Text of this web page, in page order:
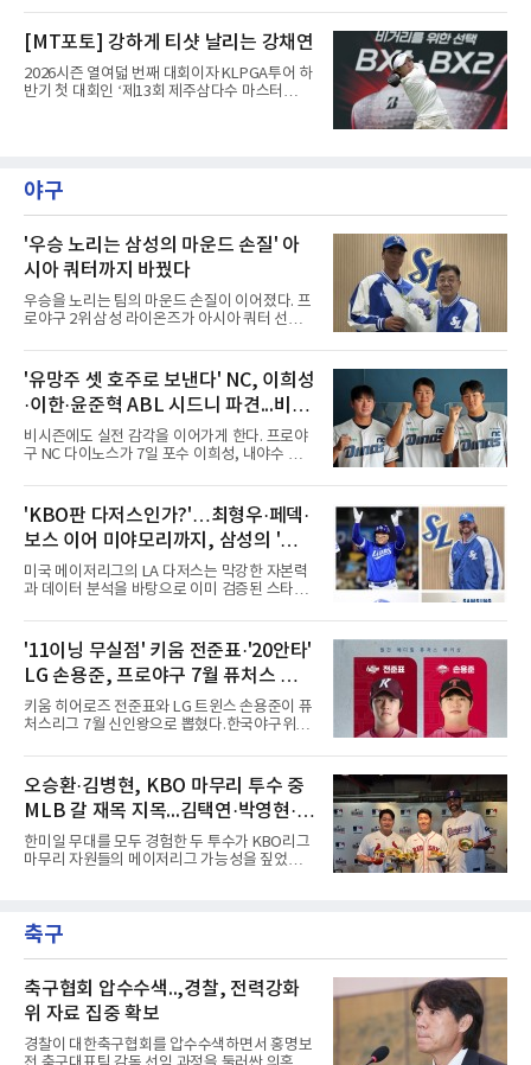
트(파72/6,767야드)에서 열리고 있다.7일 현재
2라운드 경기가 펼쳐지고 있다.강채연이 12번
홀에서 경기하고 있다.
[MT포토] 강하게 티샷 날리는 강채연
2026시즌 열여덟 번째 대회이자 KLPGA투어 하
반기 첫 대회인 ‘제13회 제주삼다수 마스터
홀에서 경기하고 있다.
야구
'우승 노리는 삼성의 마운드 손질' 아
시아 쿼터까지 바꿨다
우승을 노리는 팀의 마운드 손질이 이어졌다. 프
로야구 2위 삼성 라이온즈가 아시아 쿼터 선수
투수 미야지 유라(일본)를 한국야구위원회
(KBO)에 웨이버 공시 요청하고, 일본 출신 투수
미야모리 사토시를 올 시즌 남은 기간 이적료 포
함 총 7만3천달러에 영입했다고 발표했다.미야
모리의 경력은 이렇다. 우완인 그는 2022년 일본
프로야구 라쿠텐 골든이글스에 입단해 2025년
까지 1군에서 69경기 2승 3패 10홀드 1세이브
5승 5패 평균자책점 4.36을 남겼다. 그는 치열하
게 우승 경쟁을 하는 팀에서 뛰게
'유망주 셋 호주로 보낸다' NC, 이희성
·이한·윤준혁 ABL 시드니 파견...비시
즌 실전 경험
비시즌에도 실전 감각을 이어가게 한다. 프로야
구 NC 다이노스가 7일 포수 이희성, 내야수 이
시드니 블루삭스에 파견한다고 밝혔다.세 선수
는 11월 12일 호주로 출국해 ABL 정규리그 일정
을 소화한 뒤 내년 2월 귀국한다. NC는 비시즌
기간 유망주들에게 실전 경기 경험을 주기 위해
파견 프로그램을 진행하게 됐다고 전했다.이는
처음이 아니다. NC는 2022년 질롱 코리아,
2023년 브리즈번 밴디츠, 2024년 퍼스 히트 등
'KBO판 다저스인가?'…최형우·페덱·
보스 이어 미야모리까지, 삼성의 '스펙
만렙' 승부수
미국 메이저리그의 LA 다저스는 막강한 자본력
과 데이터 분석을 바탕으로 이미 검증된 스타들
비롯해 메이저리그 정상급 선수들을 품으며 매
시즌 우승 후보로 평가받는 다저스의 행보는 늘
야구계의 관심을 끌었다. 가능성에 투자하기보
다, 이미 무대에서 증명한 선수들을 통해 당장의
경쟁력을 끌어올린다는 점이다.최근 한국 프로
야구에서도 비슷한 방향성을 보여주는 팀이 있
다. 바로 삼성 라이온즈다. 삼성은 오프시즌 최형
리더를 선택한 것이다.외국인 대체 투수 구성도
마찬가지다. 메이저리그
'11이닝 무실점' 키움 전준표·'20안타'
LG 손용준, 프로야구 7월 퓨처스 루키
상
키움 히어로즈 전준표와 LG 트윈스 손용준이 퓨
처스리그 7월 신인왕으로 뽑혔다.한국야구위원
월 퓨처스 루키상 수상자로 두 선수를 선정했다
고 밝혔다. 대체 선수 대비 승리 기여도(WAR)를
기준으로 전준표가 0.63, 손용준이 0.73으로 각
각 투수와 타자 부문 1위에 올랐다.전준표의 7월
은 완벽했다. 두 경기에 모두 선발 등판해 11이
닝 무실점으로 2승을 챙겼다. 월간 평균자책점
0.00으로 전체 1위, 이닝당 출루허용률(WHIP)
방망이로 존재감을 드러냈다. 지난달 퓨처스리
그 전체에서 가장 많은 20안타를 때
오승환·김병현, KBO 마무리 투수 중
MLB 갈 재목 지목...김택연·박영현·조
병현
한미일 무대를 모두 경험한 두 투수가 KBO리그
마무리 자원들의 메이저리그 가능성을 짚었다.
(kt wiz), 조병현(SSG 랜더스)을 지목했다. 그는
KBO리그에 구속과 신체 능력이 좋은 선수가 많
환은 이들이 경기 운영 능력과 경험을 더 쌓으면
메이저리그 진출이 가능하다면서도, 지금보다
한두 단계 성장해야 성공할 수 있다고 강조했다.
김병현도 같은 방향을 짚었다. 그는 김택연과 박
영현을 꼽으며 한국에서는 최고 대우를 받지만
축구
축구협회 압수수색..,경찰, 전력강화
위 자료 집중 확보
경찰이 대한축구협회를 압수수색하면서 홍명보